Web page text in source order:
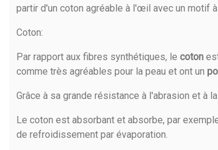
partir d'un coton agréable à l'œil avec un motif
Coton:
Par rapport aux fibres synthétiques, le coton
comme très agréables pour la peau et ont un
Grâce à sa grande résistance à l'abrasion et à
Le coton est absorbant et absorbe, par
de refroidissement par évaporation.